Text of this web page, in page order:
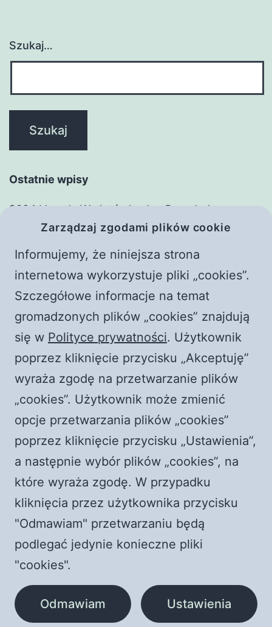
Szukaj…
Ostatnie wpisy
2024 Vavada W złotówkach – Przegląd
zasadniczy
Adim Adim Basarili Bahis Deneyimi: MostBet ile
Witaj, świecie!
Frączek i Żyłka. Rozmowy z czerwonym
piorunem || Raport o stanie wwwiary
Płoną kościoły w Polsce! Rewolucja przyspiesza?
|| Jaka jest prawda?
Najnowsze komentarze
Komentator WordPress-Witaj, świecie!
durlian@netscape.net -Episkopat RUGA księży i
świeckich! Dlaczego nie z katolewicy?
Wiktor -Czy księża to nowi Żydzi?
Zespół promocji PCh24.TV-Media bez wyboru?
PCh24 to wolność
Karlik- Media bez wyboru? PCh24 to wolność
NOWENNA DO ŚW. JÓZEFA
Zarządzaj zgodami plików cookie
Informujemy, że niniejsza strona
internetowa wykorzystuje pliki „cookies”.
Szczegółowe informacje na temat
gromadzonych plików „cookies” znajdują
się w Polityce prywatności. Użytkownik
poprzez kliknięcie przycisku „Akceptuję”
wyraża zgodę na przetwarzanie plików
„cookies”. Użytkownik może zmienić
opcje przetwarzania plików „cookies”
poprzez kliknięcie przycisku „Ustawienia”,
a następnie wybór plików „cookies”, na
które wyraża zgodę. W przypadku
kliknięcia przez użytkownika przycisku
"Odmawiam" przetwarzaniu będą
podlegać jedynie konieczne pliki
"cookies".
Odmawiam Ustawienia